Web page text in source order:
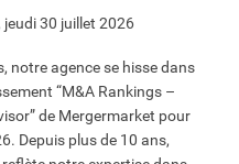
jeudi 30 juillet 2026
notre agence se hisse dans
“M&A Rankings –
de Mergermarket pour
Depuis plus de 10 ans,